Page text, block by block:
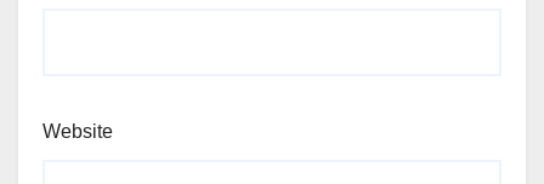
Website